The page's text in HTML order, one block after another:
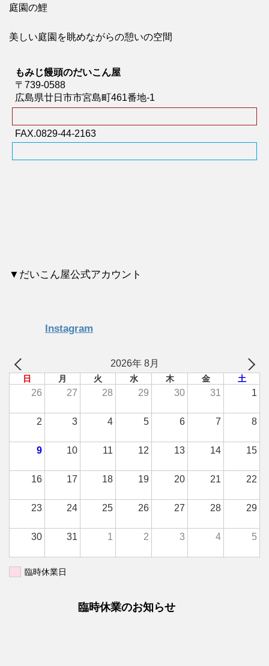
庭園の鯉
美しい庭園を眺めながらの憩いの空間
もみじ饅頭のだいこん屋
〒739-0588
広島県廿日市市宮島町461番地-1
FAX.0829-44-2163
▼だいこん屋公式アカウント
Instagram
2026年 8月
日 月 火 水 木 金 土
26 27 28 29 30 31 1
2 3 4 5 6 7 8
9 10 11 12 13 14 15
16 17 18 19 20 21 22
23 24 25 26 27 28 29
30 31 1 2 3 4 5
臨時休業日
臨時休業のお知らせ